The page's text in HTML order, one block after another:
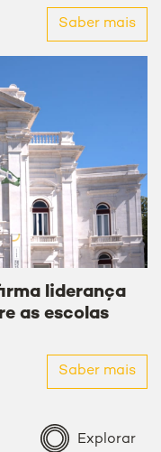
Saber mais
liderança
as escolas
Saber mais
Explorar